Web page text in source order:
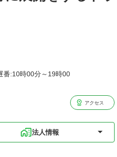
番:10時00分～19時00
アクセス
法人情報